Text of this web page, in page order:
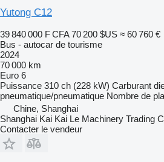
Yutong C12
39 840 000 F CFA 70 200 $US ≈ 60 760 €
Bus - autocar de tourisme
2024
70 000 km
Euro 6
Puissance 310 ch (228 kW) Carburant
pneumatique/pneumatique Nombre de
Chine, Shanghai
Shanghai Kai Kai Le Machinery Trading
Contacter le vendeur